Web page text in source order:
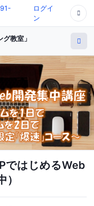
ログイ
ン
教室」
ではじめるWeb